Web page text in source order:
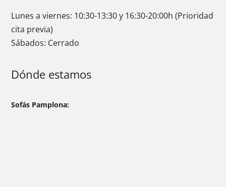
Lunes a viernes: 10:30-13:30 y 16:30-20:00h (Prioridad
cita previa)
Sábados: Cerrado
Dónde estamos
Sofás Pamplona: